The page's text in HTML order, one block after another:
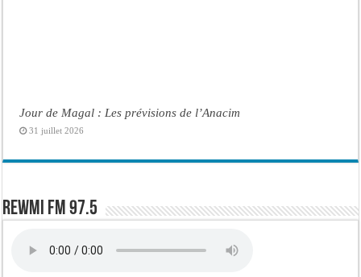
Jour de Magal : Les prévisions de l’Anacim
31 juillet 2026
Rewmi FM 97.5